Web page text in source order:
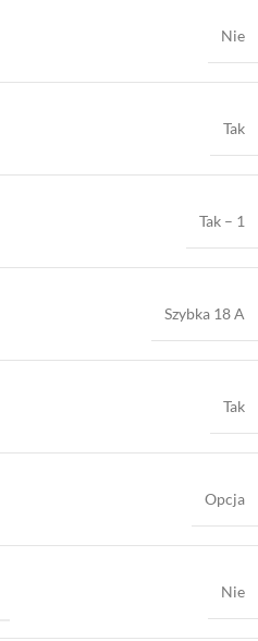
Nie
Tak
Tak – 1
Szybka 18 A
Tak
Opcja
Nie